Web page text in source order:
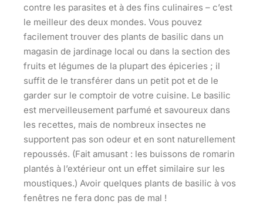
contre les parasites et à des fins culinaires – c’est
le meilleur des deux mondes. Vous pouvez
facilement trouver des plants de basilic dans un
magasin de jardinage local ou dans la section des
fruits et légumes de la plupart des épiceries ; il
suffit de le transférer dans un petit pot et de le
garder sur le comptoir de votre cuisine. Le basilic
est merveilleusement parfumé et savoureux dans
les recettes, mais de nombreux insectes ne
supportent pas son odeur et en sont naturellement
repoussés. (Fait amusant : les buissons de romarin
plantés à l’extérieur ont un effet similaire sur les
moustiques.) Avoir quelques plants de basilic à vos
fenêtres ne fera donc pas de mal !